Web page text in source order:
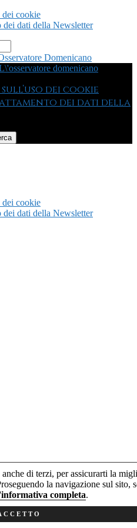
di terzi, per assicurarti la
la navigazione sul sito,
completa.
dei cookie
dei dati della Newsletter
Domenicano
dei cookie
dei dati della
dei cookie
dei dati della Newsletter